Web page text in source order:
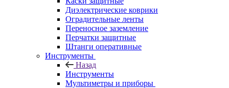
Диэлектрические коврики
Оградительные ленты
Переносное заземление
Перчатки защитные
Штанги оперативные
Инструменты
Назад
Инструменты
Мультиметры и приборы